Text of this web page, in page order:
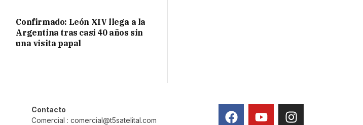
Confirmado: León XIV llega a la
Argentina tras casi 40 años sin
una visita papal
Contacto
Comercial : comercial@t5satelital.com